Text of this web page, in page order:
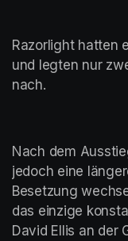
Razorlight hatten
und legten nur
nach.
Nach dem
jedoch eine
Besetzung
das einzige
David Ellis an der